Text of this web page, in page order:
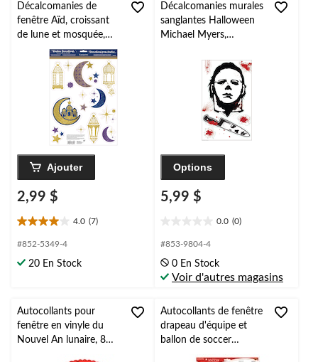
Décalcomanies de
fenêtre Aïd, croissant
de lune et mosquée,
bleu/or/violet
scintillant, paq. 15
Ajouter
2,99 $
4.0 (7)
4.0
étoile(s)
5.
#852-5349-4
20 En Stock
Décalcomanies murales
sanglantes Halloween
Michael Myers,
décorations d'intérieur
pour l'Halloween
Options
5,99 $
0.0 (0)
étoile(s)
5.
#853-9804-4
0 En Stock
Voir d'autres magasins
Autocollants pour
fenêtre en vinyle du
Nouvel An lunaire, 8
Autocollants de fenêtre
drapeau d'équipe et
ballon de soccer